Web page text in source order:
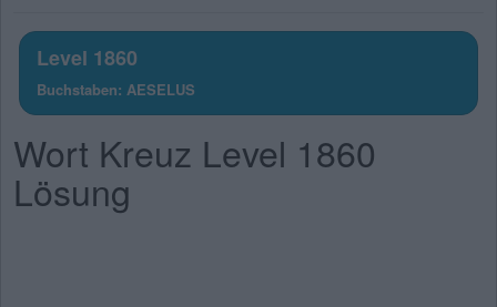
Geben
Sie
alle
Buchstaben
des
Puzzles
ein:
Level 1860
Buchstaben: AESELUS
Wort Kreuz Level 1860
Lösung